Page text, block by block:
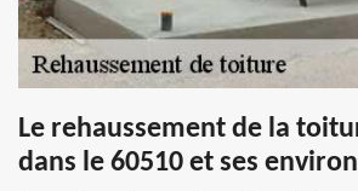
Le rehaussement de la
dans le 60510 et ses